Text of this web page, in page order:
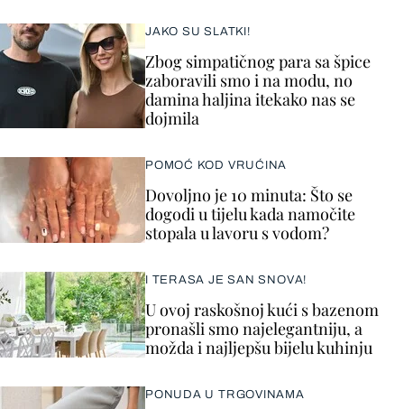
JAKO SU SLATKI!
Zbog simpatičnog para sa špice
zaboravili smo i na modu, no
damina haljina itekako nas se
dojmila
POMOĆ KOD VRUĆINA
Dovoljno je 10 minuta: Što se
dogodi u tijelu kada namočite
stopala u lavoru s vodom?
I TERASA JE SAN SNOVA!
U ovoj raskošnoj kući s bazenom
pronašli smo najelegantniju, a
možda i najljepšu bijelu kuhinju
PONUDA U TRGOVINAMA